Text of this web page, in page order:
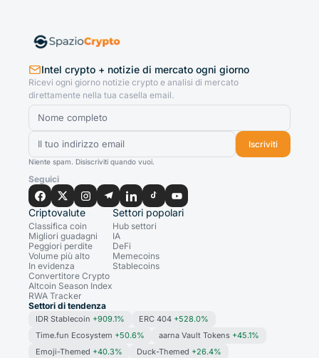
Intel crypto + notizie di mercato ogni giorno
Ricevi ogni giorno notizie crypto e analisi di mercato
direttamente nella tua casella email.
Iscriviti
Niente spam. Disiscriviti quando vuoi.
Seguici
Criptovalute
Classifica coin
Migliori guadagni
Peggiori perdite
Volume più alto
In evidenza
Convertitore Crypto
Altcoin Season Index
RWA Tracker
Settori popolari
Hub settori
IA
DeFi
Memecoins
Stablecoins
Settori di tendenza
IDR Stablecoin +909.1% ERC 404 +528.0%
Time.fun Ecosystem +50.6% aarna Vault Tokens +45.1%
Emoji-Themed +40.3% Duck-Themed +26.4%